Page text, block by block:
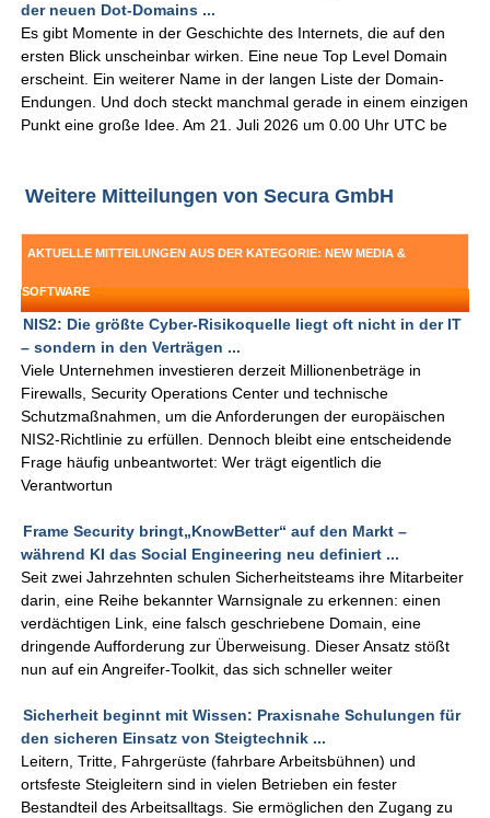
der neuen Dot-Domains ...
Es gibt Momente in der Geschichte des Internets, die auf den
ersten Blick unscheinbar wirken. Eine neue Top Level Domain
erscheint. Ein weiterer Name in der langen Liste der Domain-
Endungen. Und doch steckt manchmal gerade in einem einzigen
Punkt eine große Idee. Am 21. Juli 2026 um 0.00 Uhr UTC be
Weitere Mitteilungen von Secura GmbH
AKTUELLE MITTEILUNGEN AUS DER KATEGORIE: NEW MEDIA &
SOFTWARE
NIS2: Die größte Cyber-Risikoquelle liegt oft nicht in der IT
– sondern in den Verträgen ...
Viele Unternehmen investieren derzeit Millionenbeträge in
Firewalls, Security Operations Center und technische
Schutzmaßnahmen, um die Anforderungen der europäischen
NIS2-Richtlinie zu erfüllen. Dennoch bleibt eine entscheidende
Frage häufig unbeantwortet: Wer trägt eigentlich die
Verantwortun
Frame Security bringt„KnowBetter“ auf den Markt –
während KI das Social Engineering neu definiert ...
Seit zwei Jahrzehnten schulen Sicherheitsteams ihre Mitarbeiter
darin, eine Reihe bekannter Warnsignale zu erkennen: einen
verdächtigen Link, eine falsch geschriebene Domain, eine
dringende Aufforderung zur Überweisung. Dieser Ansatz stößt
nun auf ein Angreifer-Toolkit, das sich schneller weiter
Sicherheit beginnt mit Wissen: Praxisnahe Schulungen für
den sicheren Einsatz von Steigtechnik ...
Leitern, Tritte, Fahrgerüste (fahrbare Arbeitsbühnen) und
ortsfeste Steigleitern sind in vielen Betrieben ein fester
Bestandteil des Arbeitsalltags. Sie ermöglichen den Zugang zu